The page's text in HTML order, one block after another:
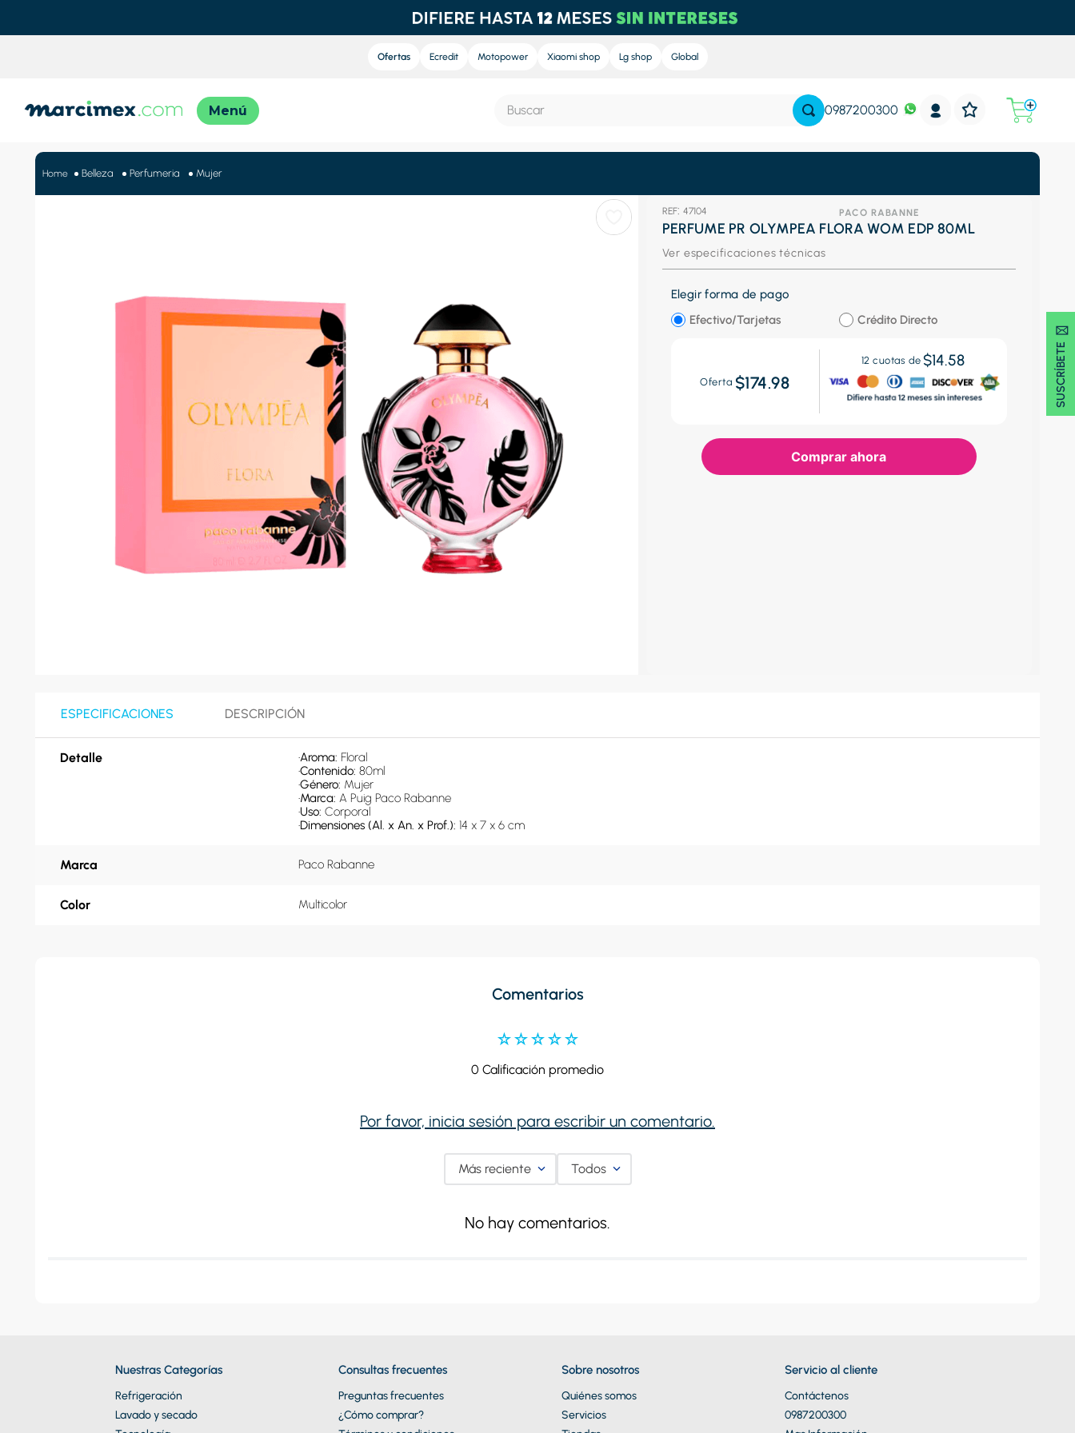
Ofertas Ecredit Motopower Xiaomi shop Lg shop Global
0987200300
SUSCRÍBETE 🖂
Belleza Perfumeria Mujer
: 47104 PACO RABANNE
PERFUME PR OLYMPEA FLORA WOM EDP 80ML
Ver especificaciones técnicas
Elegir forma de pago
Efectivo/Tarjetas
Crédito Directo
Oferta $174.98
12 cuotas de $14.58
Comprar ahora
ESPECIFICACIONES DESCRIPCIÓN
Detalle •Aroma: Floral
•Contenido: 80ml
•Género: Mujer
•Marca: A Puig Paco Rabanne
•Uso: Corporal
•Dimensiones (Al. x An. x Prof.): 14 x 7 x 6 cm
Marca Paco Rabanne
Color Multicolor
Comentarios
☆☆☆☆☆
0 Calificación promedio
Por favor, inicia sesión para escribir un comentario.
Más reciente Todos
No hay comentarios.
Nuestras Categorías
Refrigeración
Lavado y secado
Consultas frecuentes
Preguntas frecuentes
¿Cómo comprar?
Sobre nosotros
Quiénes somos
Servicios
Servicio al cliente
Contáctenos
0987200300
2.
moto
6.
lavadora
refrigeradora
8.
celulares
cocina
10
congelador